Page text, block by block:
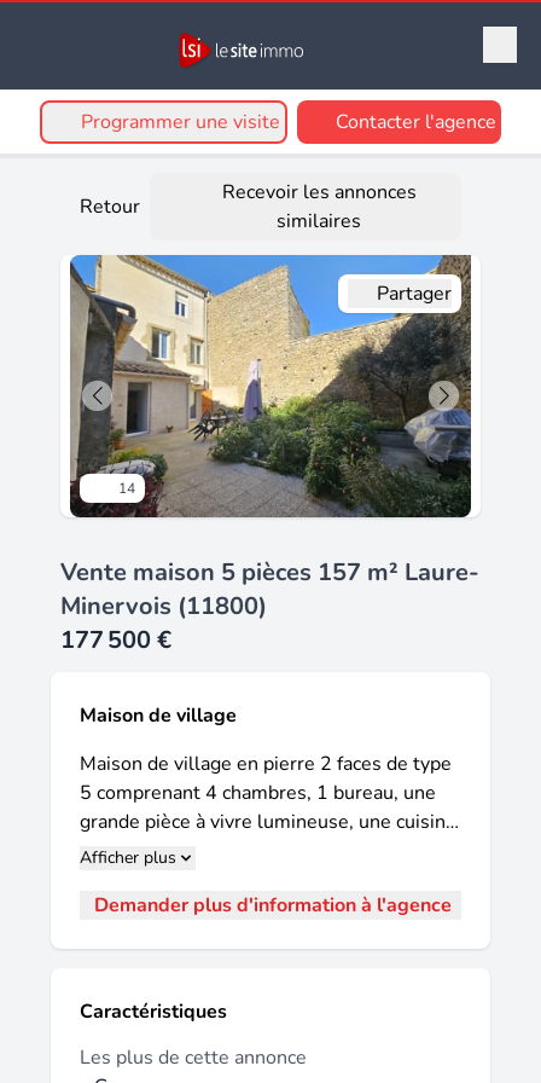
Programmer une visite Contacter l'agence
Retour
Recevoir les annonces
similaires
14
Partager
Vente maison 5 pièces 157 m² Laure-
Minervois (11800)
177 500 €
Maison de village
Maison de village en pierre 2 faces de type
5 comprenant 4 chambres, 1 bureau, une
grande pièce à vivre lumineuse, une cuisine
équipée et aménagée, 2 WC, une salle de
dépendances et un garage. Le tout est
totalement été rénové, profite d'une
climatisation réversible pour le rez-de-
chaussée, de menuiseries en PVC double
Afficher plus
Demander plus d'information à l'agence
Caractéristiques
Les plus de cette annonce